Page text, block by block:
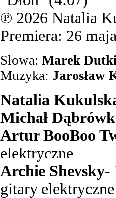
℗ 2026 Natalia
Premiera: 26
Słowa: Marek
Muzyka: Jarosław
Natalia
Michał
Artur BooBoo
elektryczne
Archie Shevsky-
gitary elektryczne